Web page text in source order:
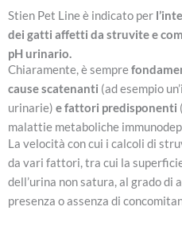
Stien Pet Line è indicato per
dei gatti affetti da struvite e
pH urinario.
Chiaramente, è sempre
cause scatenanti (ad esempio
urinarie) e fattori predisponenti
malattie metaboliche
La velocità con cui i calcoli di
da vari fattori, tra cui la
dell’urina non satura, al grado di
presenza o assenza di